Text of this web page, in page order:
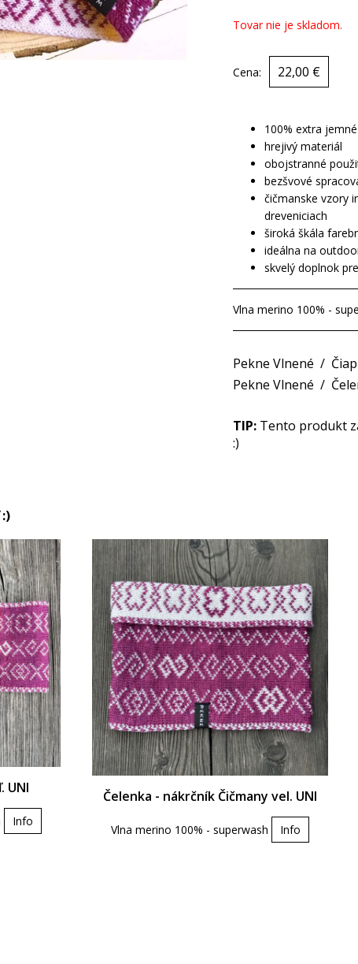
Tovar nie je skladom.
Cena: 22,00 €
100% extra
hrejivý materiál
obojstranné
bezšvové
čičmanske vzory
dreveniciach
široká škála
ideálna na
skvelý doplnok
Vlna merino 100% -
Pekne Vlnené /
Pekne Vlnené /
TIP: Tento produkt
:)
UNI
Info
Čelenka - nákrčník Čičmany vel. UNI
Vlna merino 100% - superwash Info